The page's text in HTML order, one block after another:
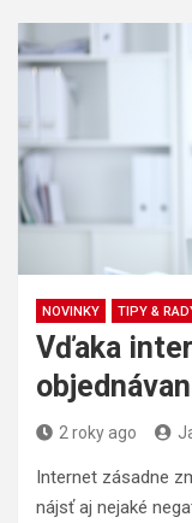
NOVINKY TIPY &
Vďaka
2 roky ago
Internet zásadne
nájsť aj nejaké